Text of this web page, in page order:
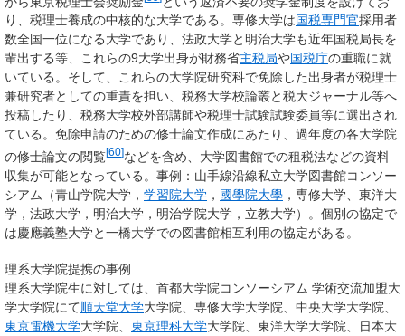
り、税理士養成の中核的な大学である。専修大学は国税専門官採用者
数全国一位になる大学であり、法政大学と明治大学も近年国税局長を
輩出する等、これらの9大学出身が財務省主税局や国税庁の重職に就
いている。そして、これらの大学院研究科で免除した出身者が税理士
兼研究者としての重責を担い、税務大学校論叢と税大ジャーナル等へ
投稿したり、税務大学校外部講師や税理士試験試験委員等に選出され
ている。免除申請のための修士論文作成にあたり、過年度の各大学院
の修士論文の閲覧[60]などを含め、大学図書館での租税法などの資料
収集が可能となっている。事例：山手線沿線私立大学図書館コンソー
シアム（青山学院大学， 学習院大学 ， 國學院大學 ，専修大学、東洋大
学，法政大学，明治大学，明治学院大学，立教大学）。個別の協定で
は慶應義塾大学と一橋大学での図書館相互利用の協定がある。
理系大学院提携の事例
理系大学院生に対しては、首都大学院コンソーシアム 学術交流加盟大
学大学院にて順天堂大学大学院、専修大学大学院、中央大学大学院、
東京電機大学大学院、 東京理科大学大学院、東洋大学大学院、日本大